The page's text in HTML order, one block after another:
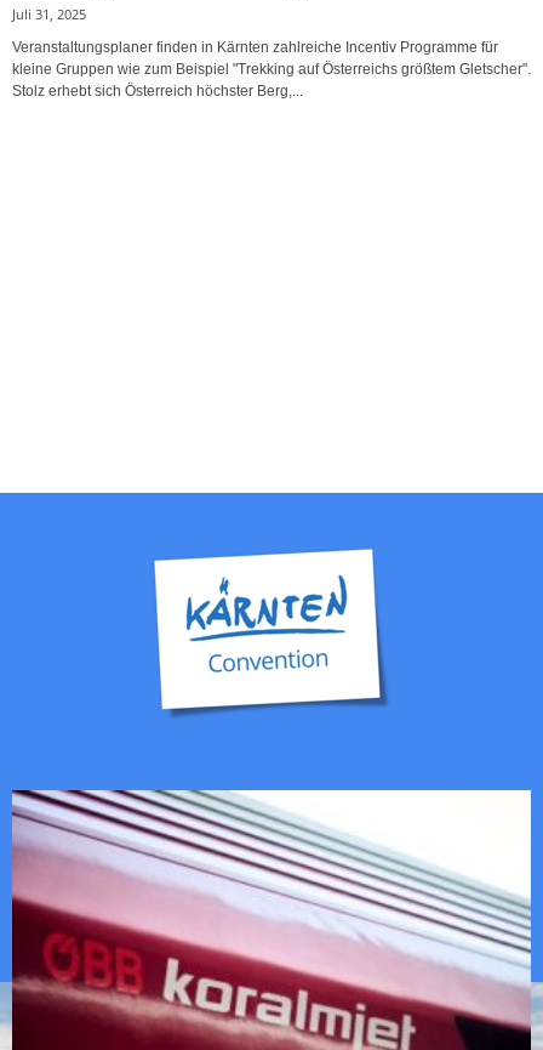
Juli 31, 2025
Veranstaltungsplaner finden in Kärnten zahlreiche Incentiv Programme für
kleine Gruppen wie zum Beispiel "Trekking auf Österreichs größtem Gletscher".
Stolz erhebt sich Österreich höchster Berg,...